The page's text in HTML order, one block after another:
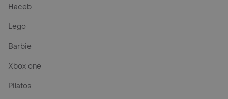
Haceb
Lego
Barbie
Xbox one
Pilatos